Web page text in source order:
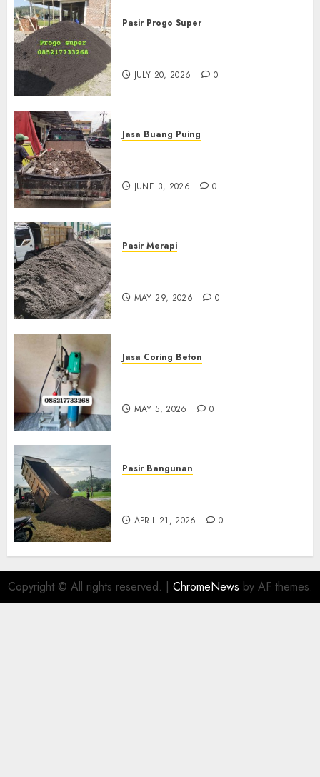
Pasir Progo Super
JULY 20, 2026 0
Jasa Buang Puing
JUNE 3, 2026 0
Pasir Merapi
MAY 29, 2026 0
Jasa Coring Beton
MAY 5, 2026 0
Pasir Bangunan
APRIL 21, 2026 0
Copyright © All rights reserved. | ChromeNews by AF themes.